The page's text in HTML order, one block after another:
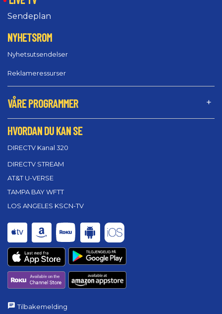
Sendeplan
NYHETSROM
Nyhetsutsendelser
Reklameressurser
VÅRE PROGRAMMER
HVORDAN DU KAN SE
DIRECTV Kanal 320
DIRECTV STREAM
AT&T U-VERSE
TAMPA BAY WFTT
LOS ANGELES KSCN-TV
Tilbakemelding